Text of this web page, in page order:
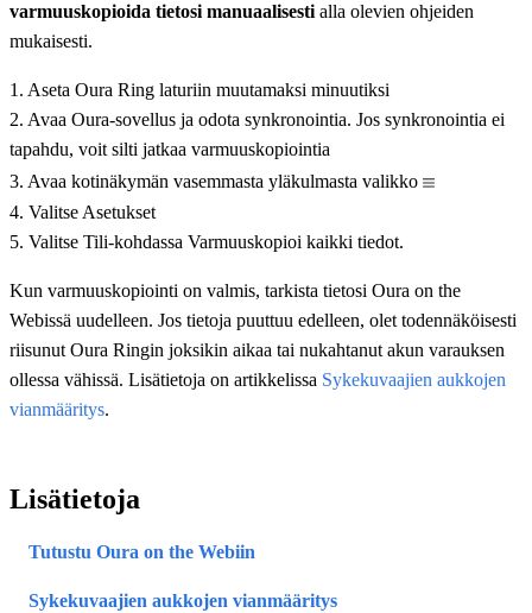
varmuuskopioida tietosi manuaalisesti alla olevien ohjeiden
mukaisesti.
1. Aseta Oura Ring laturiin muutamaksi minuutiksi
2. Avaa Oura-sovellus ja odota synkronointia. Jos synkronointia ei
tapahdu, voit silti jatkaa varmuuskopiointia
3. Avaa kotinäkymän vasemmasta yläkulmasta valikko
4. Valitse Asetukset
5. Valitse Tili-kohdassa Varmuuskopioi kaikki tiedot.
Kun varmuuskopiointi on valmis, tarkista tietosi Oura on the
Webissä uudelleen. Jos tietoja puuttuu edelleen, olet todennäköisesti
riisunut Oura Ringin joksikin aikaa tai nukahtanut akun varauksen
ollessa vähissä. Lisätietoja on artikkelissa Sykekuvaajien aukkojen
vianmääritys.
Lisätietoja
Tutustu Oura on the Webiin
Sykekuvaajien aukkojen vianmääritys